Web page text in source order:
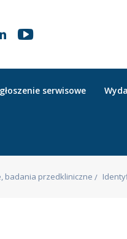
serwisowe
badania przedkliniczne